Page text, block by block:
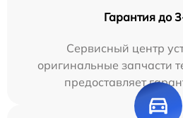
Гарантия до
Сервисный центр
оригинальные запчасти
предоставляет